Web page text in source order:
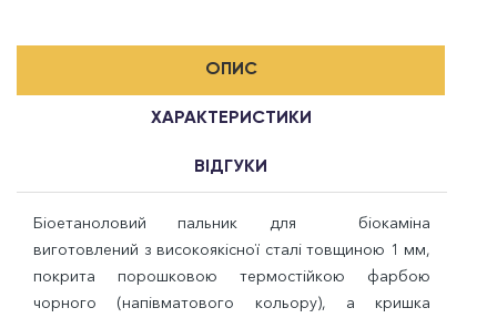
ОПИС
ХАРАКТЕРИСТИКИ
ВІДГУКИ
Біоетаноловий пальник для біокаміна
виготовлений ​​з високоякісної сталі товщиною 1 мм,
покрита порошковою термостійкою фарбою
чорного (напівматового кольору), а кришка